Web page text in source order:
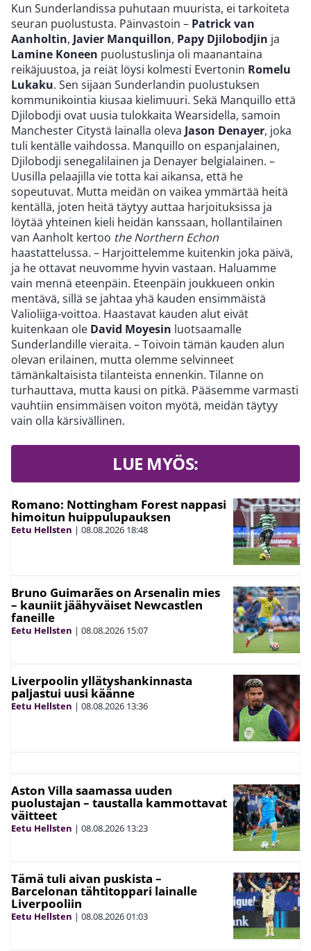
Kun Sunderlandissa puhutaan muurista, ei tarkoiteta
seuran puolustusta. Päinvastoin – Patrick van
Aanholtin, Javier Manquillon, Papy Djilobodjin ja
Lamine Koneen puolustuslinja oli maanantaina
reikäjuustoa, ja reiät löysi kolmesti Evertonin Romelu
Lukaku. Sen sijaan Sunderlandin puolustuksen
kommunikointia kiusaa kielimuuri. Sekä Manquillo että
Djilobodji ovat uusia tulokkaita Wearsidella, samoin
Manchester Citystä lainalla oleva Jason Denayer, joka
tuli kentälle vaihdossa. Manquillo on espanjalainen,
Djilobodji senegalilainen ja Denayer belgialainen. –
Uusilla pelaajilla vie totta kai aikansa, että he
sopeutuvat. Mutta meidän on vaikea ymmärtää heitä
kentällä, joten heitä täytyy auttaa harjoituksissa ja
löytää yhteinen kieli heidän kanssaan, hollantilainen
van Aanholt kertoo the Northern Echon
haastattelussa. – Harjoittelemme kuitenkin joka päivä,
ja he ottavat neuvomme hyvin vastaan. Haluamme
vain mennä eteenpäin. Eteenpäin joukkueen onkin
mentävä, sillä se jahtaa yhä kauden ensimmäistä
Valioliiga-voittoa. Haastavat kauden alut eivät
kuitenkaan ole David Moyesin luotsaamalle
Sunderlandille vieraita. – Toivoin tämän kauden alun
olevan erilainen, mutta olemme selvinneet
tämänkaltaisista tilanteista ennenkin. Tilanne on
turhauttava, mutta kausi on pitkä. Pääsemme varmasti
vauhtiin ensimmäisen voiton myötä, meidän täytyy
vain olla kärsivällinen.
LUE MYÖS:
Romano: Nottingham Forest nappasi
himoitun huippulupauksen
Eetu Hellsten | 08.08.2026 18:48
Bruno Guimarães on Arsenalin mies
– kauniit jäähyväiset Newcastlen
faneille
Eetu Hellsten | 08.08.2026 15:07
Liverpoolin yllätyshankinnasta
paljastui uusi käänne
Eetu Hellsten | 08.08.2026 13:36
Aston Villa saamassa uuden
puolustajan – taustalla kammottavat
väitteet
Eetu Hellsten | 08.08.2026 13:23
Tämä tuli aivan puskista –
Barcelonan tähtitoppari lainalle
Liverpooliin
Eetu Hellsten | 08.08.202601:03